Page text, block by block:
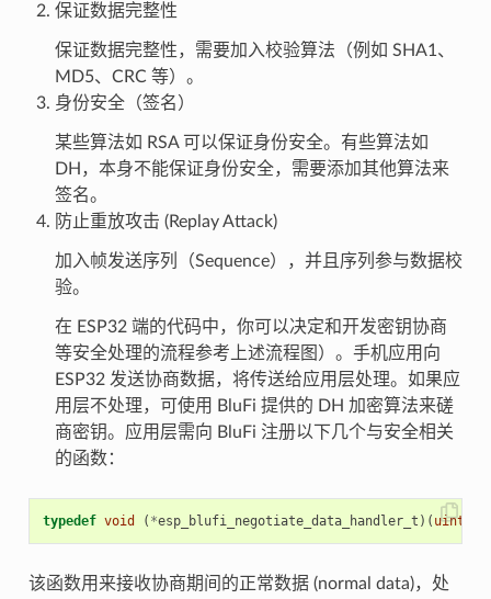
保证数据完整性
保证数据完整性，需要加入校验算法（例如 SHA1、
MD5、CRC 等）。
身份安全（签名）
某些算法如 RSA 可以保证身份安全。有些算法如
DH，本身不能保证身份安全，需要添加其他算法来
签名。
防止重放攻击 (Replay Attack)
加入帧发送序列（Sequence），并且序列参与数据校
验。
在 ESP32 端的代码中，你可以决定和开发密钥协商
等安全处理的流程参考上述流程图）。手机应用向
ESP32 发送协商数据，将传送给应用层处理。如果应
用层不处理，可使用 BluFi 提供的 DH 加密算法来磋
商密钥。应用层需向 BluFi 注册以下几个与安全相关
的函数：
typedef void ( *esp_blufi_negotiate_data_handler_t )( uint8_t
该函数用来接收协商期间的正常数据 (normal data)，处